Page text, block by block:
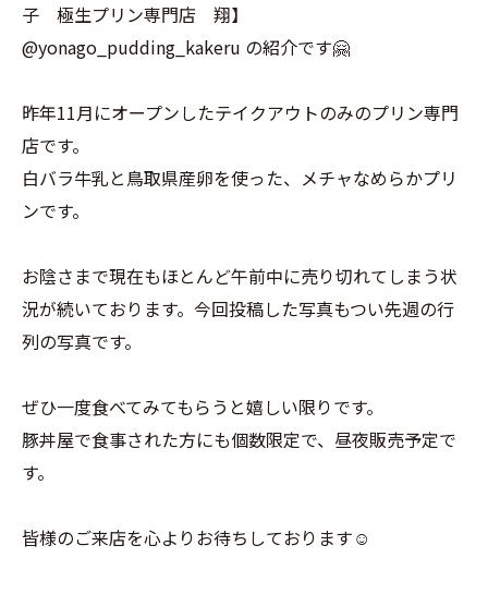
子 極生プリン専門店 翔】
@yonago_pudding_kakeru の紹介です🤗
昨年11月にオープンしたテイクアウトのみのプリン専門
店です。
白バラ牛乳と鳥取県産卵を使った、メチャなめらかプリ
ンです。
お陰さまで現在もほとんど午前中に売り切れてしまう状
況が続いております。今回投稿した写真もつい先週の行
列の写真です。
ぜひ一度食べてみてもらうと嬉しい限りです。
豚丼屋で食事された方にも個数限定で、昼夜販売予定で
す。
皆様のご来店を心よりお待ちしております☺️